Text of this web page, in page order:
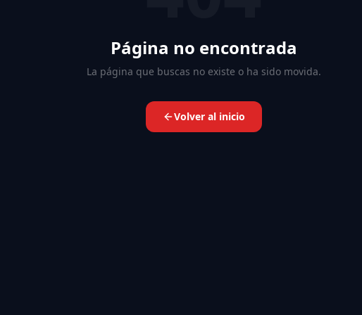
Página no encontrada
La página que buscas no existe o ha sido movida.
Volver al inicio